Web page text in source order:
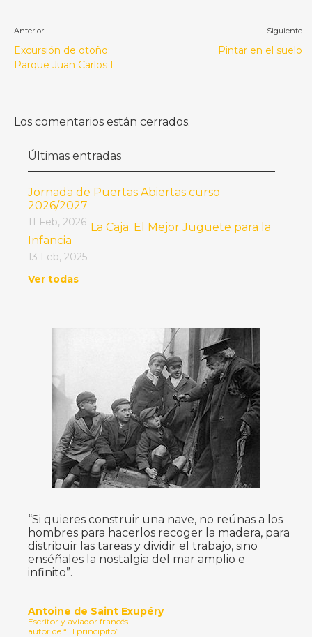
Anterior
Excursión de otoño:
Parque Juan Carlos I
Siguiente
Pintar en el suelo
Los comentarios están cerrados.
Últimas entradas
Jornada de Puertas Abiertas curso
2026/2027
11 Feb, 2026 La Caja: El Mejor Juguete para la
Infancia
13 Feb, 2025
Ver todas
“Si quieres construir una nave, no reúnas a los
hombres para hacerlos recoger la madera, para
distribuir las tareas y dividir el trabajo, sino
enséñales la nostalgia del mar amplio e
infinito”.
Antoine de Saint Exupéry
Escritor y aviador francés
autor de “El principito”